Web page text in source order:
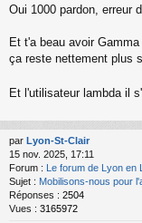
Oui 1000 pardon, erreur
Et t'a beau avoir
ça reste nettement plus
Et l'utilisateur lambda il
par Lyon-St-Clair
15 nov. 2025, 17:11
Forum :
Le forum de Lyon en
Sujet : Mobilisons-nous pour
Réponses : 2504
Vues : 3165972